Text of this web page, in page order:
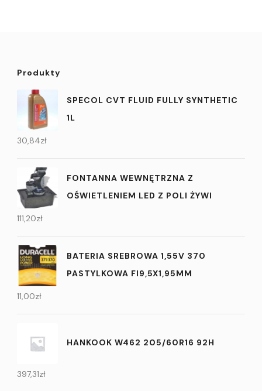
Produkty
SPECOL CVT FLUID FULLY SYNTHETIC
1L
30,84zł
FONTANNA WEWNĘTRZNA Z
OŚWIETLENIEM LED Z POLI ŻYWI
111,20zł
BATERIA SREBROWA 1,55V 370
PASTYLKOWA FI9,5X1,95MM
11,00zł
HANKOOK W462 205/60R16 92H
397,31zł